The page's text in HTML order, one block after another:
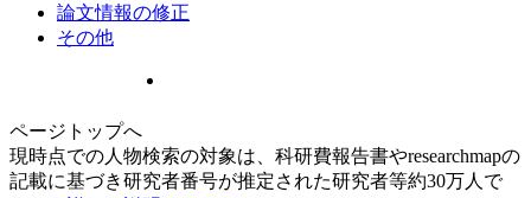
論文情報の修正
その他
ページトップへ
現時点での人物検索の対象は、科研費報告書やresearchmapの
記載に基づき研究者番号が推定された研究者等約30万人で